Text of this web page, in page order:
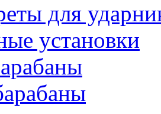
для
установки